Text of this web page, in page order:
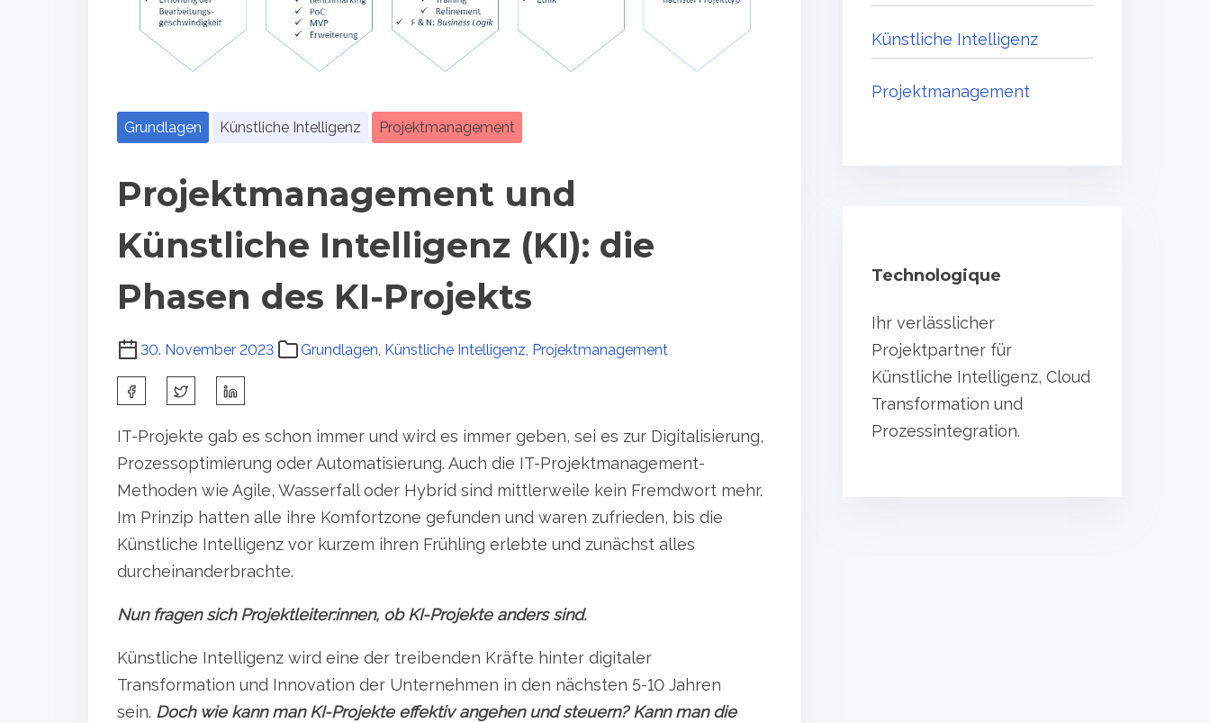
Grundlagen Künstliche Intelligenz Projektmanagement
Projektmanagement und
Künstliche Intelligenz (KI): die
Phasen des KI-Projekts
30. November 2023 Grundlagen Künstliche Intelligenz Projektmanagement
a
r
e
t
h
i
s
o
s
t
IT-Projekte gab es schon immer und wird es immer geben, sei es zur Digitalisierung,
Prozessoptimierung oder Automatisierung. Auch die IT-Projektmanagement-
Methoden wie Agile, Wasserfall oder Hybrid sind mittlerweile kein Fremdwort mehr.
Im Prinzip hatten alle ihre Komfortzone gefunden und waren zufrieden, bis die
Künstliche Intelligenz vor kurzem ihren Frühling erlebte und zunächst alles
durcheinanderbrachte.
Nun fragen sich Projektleiter:innen, ob KI-Projekte anders sind.
Künstliche Intelligenz wird eine der treibenden Kräfte hinter digitaler
Transformation und Innovation der Unternehmen in den nächsten 5-10 Jahren
sein. Doch wie kann man KI-Projekte effektiv angehen und steuern? Kann man die
.
Künstliche Intelligenz
Projektmanagement
Technologique
Ihr verlässlicher
Projektpartner für
Künstliche Intelligenz, Cloud
Transformation und
Prozessintegration.